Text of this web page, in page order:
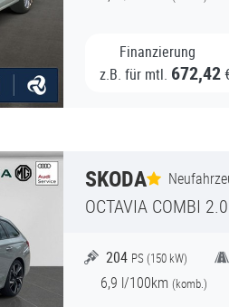
Finanzierung
z.B. für mtl. 672,42
SKODA
OCTAVIA COMBI
204 PS (150 kW)
6,9 l/100km (komb.)